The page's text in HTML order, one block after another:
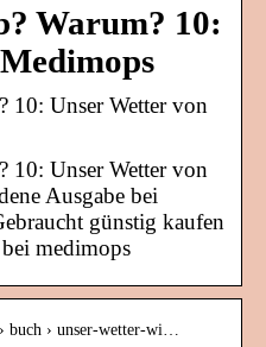
Warum? 10:
10: Unser Wetter von
10: Unser Wetter von
Ausgabe bei
günstig kaufen
medimops
buch › unser-wetter-wi…